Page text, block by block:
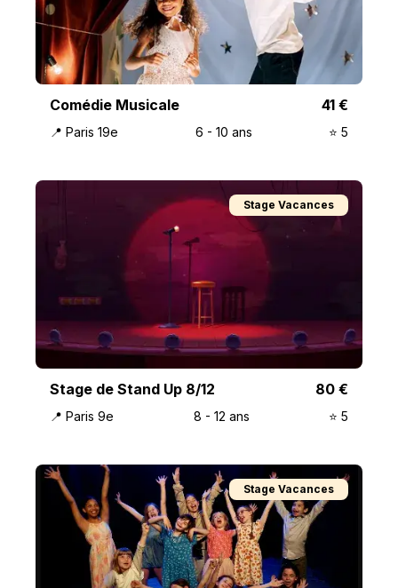
Comédie Musicale 41 €
📍 Paris 19e 6 - 10 ans ⭐️ 5
Stage Vacances
Stage de Stand Up 8/12 80 €
📍 Paris 9e 8 - 12 ans ⭐️ 5
Stage Vacances